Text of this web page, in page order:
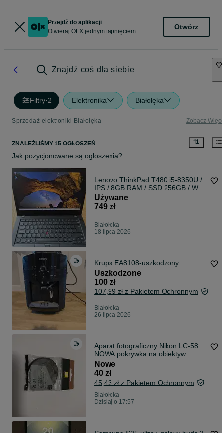
Przejdź do aplikacji
Otwieraj OLX jednym tapnięciem
Otwórz
Znajdź coś dla siebie
Filtry·2 Elektronika Białołęka
Sprzedaż elektroniki Białołęka Zobacz
ZNALEŹLIŚMY 15 OGŁOSZEŃ
Jak pozycjonowane są ogłoszenia?
Lenovo ThinkPad T480 i5-8350U /
IPS / 8GB RAM / SSD 256GB / Win
11 Pro
Używane
749 zł
Białołęka
18 lipca 2026
Krups EA8108-uszkodzony
Uszkodzone
100 zł
107,99 zł z Pakietem Ochronnym
Białołęka
26 lipca 2026
Aparat fotograficzny Nikon LC-58
NOWA pokrywka na obiektyw
Nowe
40 zł
45,43 zł z Pakietem Ochronnym
Białołęka
Dzisiaj o 17:57